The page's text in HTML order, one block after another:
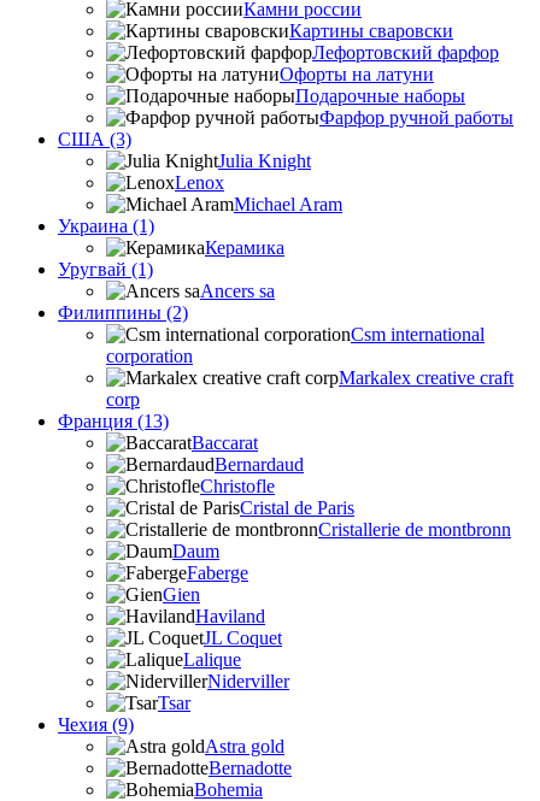
Камни россии
Картины сваровски
Лефортовский фарфор
Офорты на латуни
Подарочные наборы
Фарфор ручной работы
США (3)
Julia Knight
Lenox
Michael Aram
Украина (1)
Керамика
Уругвай (1)
Ancers sa
Филиппины (2)
Csm international
corporation
Markalex creative craft
corp
Франция (13)
Baccarat
Bernardaud
Christofle
Cristal de Paris
Cristallerie de montbronn
Daum
Faberge
Gien
Haviland
JL Coquet
Lalique
Niderviller
Tsar
Чехия (9)
Astra gold
Bernadotte
Bohemia